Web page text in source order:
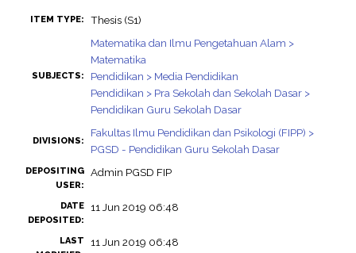
ITEM TYPE: Thesis (S1)
SUBJECTS:
Matematika dan Ilmu Pengetahuan Alam >
Matematika
Pendidikan > Media Pendidikan
Pendidikan > Pra Sekolah dan Sekolah Dasar >
Pendidikan Guru Sekolah Dasar
DIVISIONS:
Fakultas Ilmu Pendidikan dan Psikologi (FIPP) >
PGSD - Pendidikan Guru Sekolah Dasar
DEPOSITING
USER:
Admin PGSD FIP
DATE
DEPOSITED:
11 Jun 2019 06:48
LAST
11 Jun 2019 06:48